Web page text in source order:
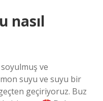
nasıl
ve
suyu ve suyu bir
geçiriyoruz. Buz